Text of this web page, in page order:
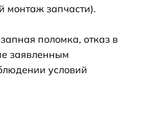
монтаж запчасти).
поломка, отказ в
заявленным
условий